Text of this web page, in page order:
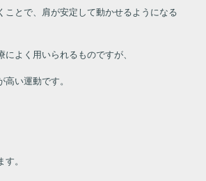
ことで、肩が安定して動かせるようになる
によく用いられるものですが、
い運動です。
。